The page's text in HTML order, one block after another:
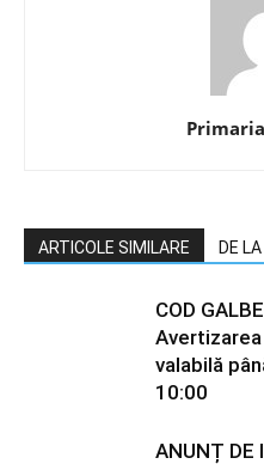
ARTICOLE SIMILARE DE
COD
valabilă
10:00
ANUNȚ